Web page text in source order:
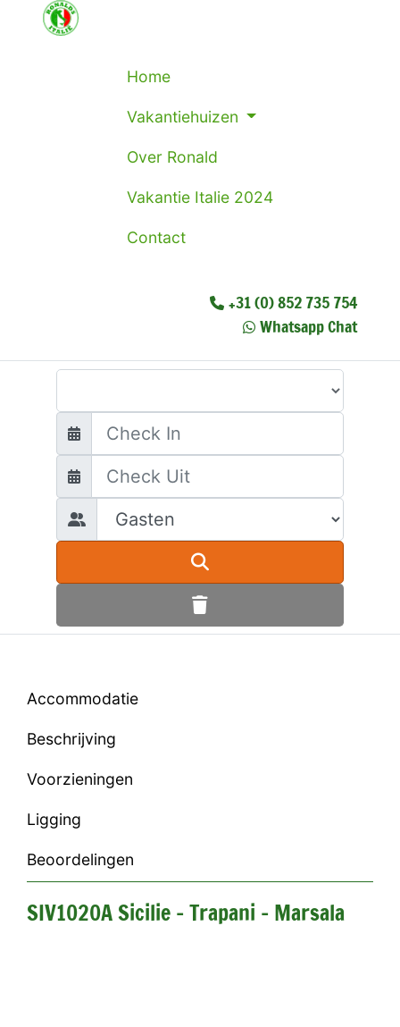
Home
Vakantiehuizen
Over Ronald
Vakantie Italie 2024
Contact
+31 (0) 852 735 754
Whatsapp Chat
Accommodatie
Beschrijving
Voorzieningen
Ligging
Beoordelingen
SIV1020A Sicilie - Trapani - Marsala